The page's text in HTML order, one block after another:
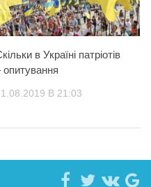
в Україні патріотів
опитування
В 21:03